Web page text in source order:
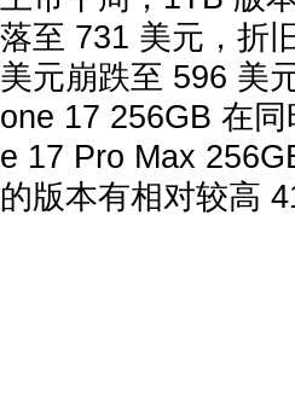
落至 731 美元，折
美元崩跌至 596 美
one 17 256GB 在
e 17 Pro Max
的版本有相对较高